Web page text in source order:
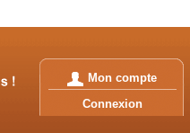
Mon compte
Connexion